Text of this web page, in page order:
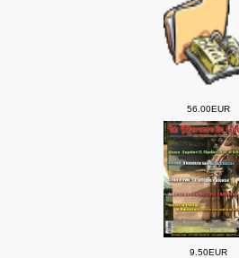
56.00EUR
9.50EUR